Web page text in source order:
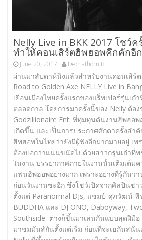
Nelly Live in BKK 2017 โชว์
ทำให้คอนเสิร์ตฮิพฮอพคึกคักอี
June 20, 2017 Dechathorn B
ผ่านมาสัปดาห์นึงแล้วสำหรับงานคอนเสิร์
Road to Golden Axe NELLY Live in
เยือนเมืองไทยครั้งแรกของแร็พเปอร์รุ่นเก๋
ตลอดกาล โดยการมาครั้งนี้ของ Nelly ต้อ
Godzillionaire Ent. ที่ทุ่มทุนดันงานฮิพฮอ
เกิดขึ้น และเป็นการประกาศศักดาครั้งสำคั
ฮิพฮอพในไทยว่ายังมีผู้ฟังอีกมากมายอยู่ เ
ต้องบอกว่าแน่นขนัดไปด้วยสาวกรุ่นเก๋าที่
ในงาน บรรยากาศภายในงานนั้นเติมเต็มค
แฟนฮิพฮอพอย่างมาก เพราะอย่างที่รู้กันว่
ก่อนวันงานซะอีก ซึ่งโชว์เปิดจากศิลปินชา
ตั้งแต่ Paranormal DJs, แชมป์-ศุภวัฒน์ พี
BUDDHA และ DJ ONO, Daboyway,
Southside ต่างก็ขึ้นมาเล่นกันแบบสุดฝีมือ
มาชมมันส์กันตั้งแต่เริ่ม ก่อนที่จะเฮกันสนั่น